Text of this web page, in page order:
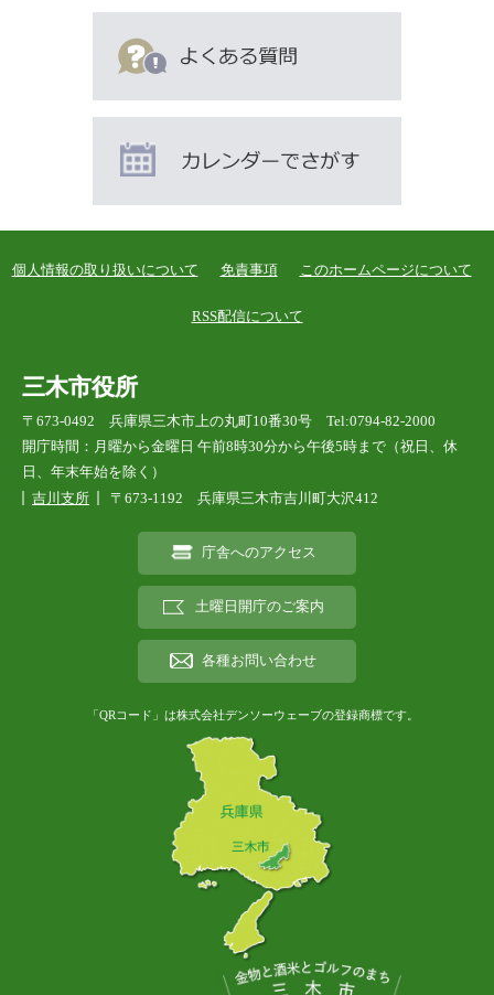
個人情報の取り扱いについて 免責事項 このホームページについて
RSS配信について
三木市役所
〒673-0492 兵庫県三木市上の丸町10番30号 Tel:0794-82-2000
開庁時間：月曜から金曜日 午前8時30分から午後5時まで（祝日、休
日、年末年始を除く）
吉川支所
〒673-1192 兵庫県三木市吉川町大沢412
庁舎へのアクセス
土曜日開庁のご案内
各種お問い合わせ
「QRコード」は株式会社デンソーウェーブの登録商標です。